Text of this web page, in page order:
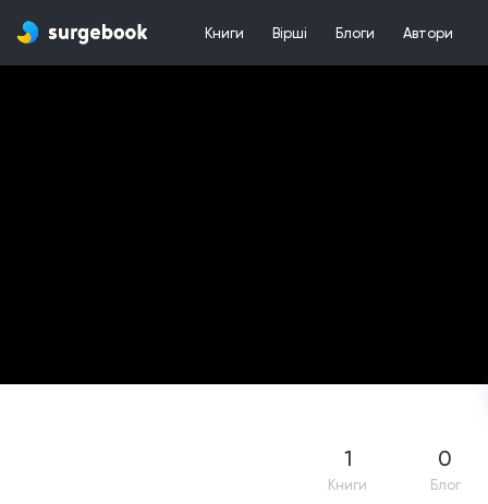
Книги Вірші Блоги Автори
1
Книги
0
Блог